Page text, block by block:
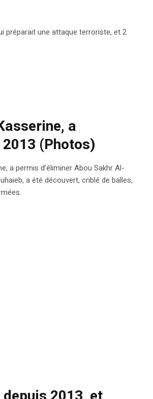
préparait une attaque terroriste, et 2
a
(Photos)
a permis d’éliminer Abou Sakhr Al-
a été découvert, criblé de balles,